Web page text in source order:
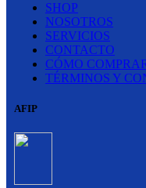
SHOP
NOSOTROS
SERVICIOS
CONTACTO
CÓMO
TÉRMINOS Y
AFIP